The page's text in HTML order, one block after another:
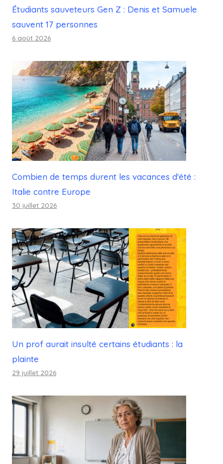
Étudiants sauveteurs Gen Z : Denis et Samuele
sauvent 17 personnes
6 août 2026
Combien de temps durent les vacances d'été :
Italie contre Europe
30 juillet 2026
Un prof aurait insulté certains étudiants : la
plainte
29 juillet 2026